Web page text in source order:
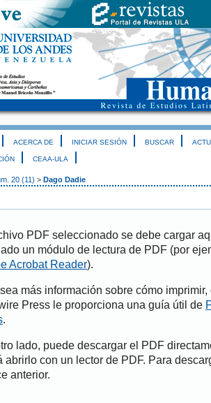
ACERCA DE INICIAR SESIÓN BUSCAR
CEAA-ULA
20 (11) > Dago Dadie
PDF seleccionado se debe cargar
un módulo de lectura de PDF (por
Acrobat Reader).
más información sobre cómo
Press le proporciona una guía útil de
.
lado, puede descargar el PDF
abrirlo con un lector de PDF. Para
anterior.